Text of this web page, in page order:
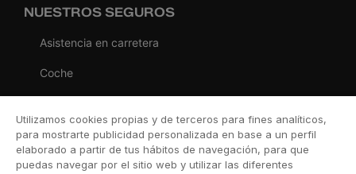
NUESTROS SEGUROS
Asistencia en carretera
Coche
Viaje
Hogar
Utilizamos cookies propias y de terceros para fines analíticos,
para mostrarte publicidad personalizada en base a un perfil
elaborado a partir de tus hábitos de navegación, para que
puedas navegar por el sitio web y utilizar las diferentes